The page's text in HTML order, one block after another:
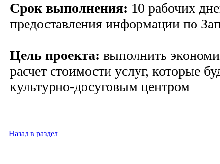
Срок выполнения: 10 рабочих
предоставления информации по
Цель проекта: выполнить
расчет стоимости услуг, которые
культурно-досуговым центром
Назад в раздел